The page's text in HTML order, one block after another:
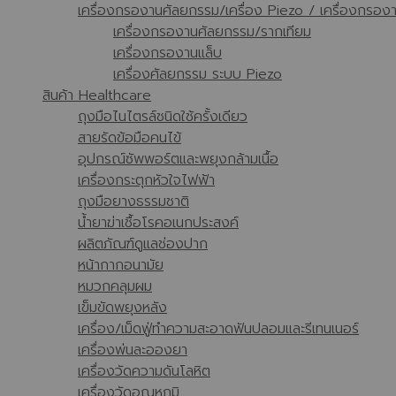
เครื่องกรองานศัลยกรรม/เครื่อง Piezo / เครื่องกรอง
เครื่องกรองานศัลยกรรม/รากเทียม
เครื่องกรองานแล็บ
เครื่องศัลยกรรม ระบบ Piezo
สินค้า Healthcare
ถุงมือไนไตรล์ชนิดใช้ครั้งเดียว
สายรัดข้อมือคนไข้
อุปกรณ์ซัพพอร์ตและพยุงกล้ามเนื้อ
เครื่องกระตุกหัวใจไฟฟ้า
ถุงมือยางธรรมชาติ
น้ำยาฆ่าเชื้อโรคอเนกประสงค์
ผลิตภัณฑ์ดูแลช่องปาก
หน้ากากอนามัย
หมวกคลุมผม
เข็มขัดพยุงหลัง
เครื่อง/เม็ดฟู่ทำความสะอาดฟันปลอมและรีเทนเนอร์
เครื่องพ่นละอองยา
เครื่องวัดความดันโลหิต